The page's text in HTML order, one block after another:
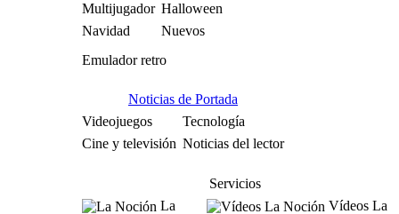
Multijugador Halloween
Navidad
Nuevos
Emulador retro
Noticias de Portada
Videojuegos
Tecnología
Cine y televisión Noticias del lector
Servicios
La
Vídeos La